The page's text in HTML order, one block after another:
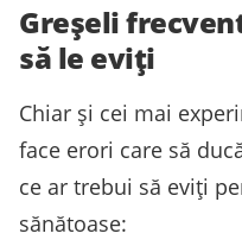
Greșeli
să le eviți
Chiar și cei mai
face erori care să
ce ar trebui să eviți
sănătoase: